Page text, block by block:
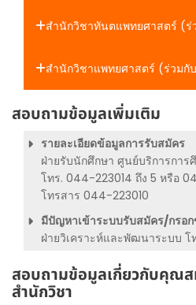
สำนักวิชาทันตแพทยศาสตร์ (ร่
สำนักวิชาแพทยศาสตร์ (ร่วมกั
สอบถามข้อมูลเพิ่มเติม
รายละเอียดข้อมูลการรับสมัคร
ฝ่ายรับนักศึกษา ศูนย์บริการการ
โทร. 044-223014 ถึง 5 หรือ
โทรสาร 044-223010
มีปัญหาเข้าระบบรับสมัคร/กรอ
ฝ่ายวิเคราะห์และพัฒนาระบบ
สอบถามข้อมูลเกี่ยวกับคุณ
สำนักวิชา